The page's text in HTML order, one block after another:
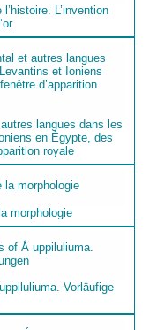
L’invention
langues dans les
en Égypte, des
royale
morphologie
Vorläufige